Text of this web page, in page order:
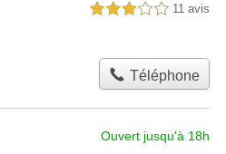
3,0 étoiles sur 5 11 avis
Téléphone
Ouvert jusqu'à 18h